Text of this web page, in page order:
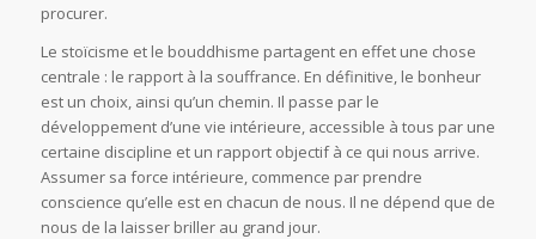
procurer.
Le stoïcisme et le bouddhisme partagent en effet une chose
centrale : le rapport à la souffrance. En définitive, le bonheur
est un choix, ainsi qu’un chemin. Il passe par le
développement d’une vie intérieure, accessible à tous par une
certaine discipline et un rapport objectif à ce qui nous arrive.
Assumer sa force intérieure, commence par prendre
conscience qu’elle est en chacun de nous. Il ne dépend que de
nous de la laisser briller au grand jour.